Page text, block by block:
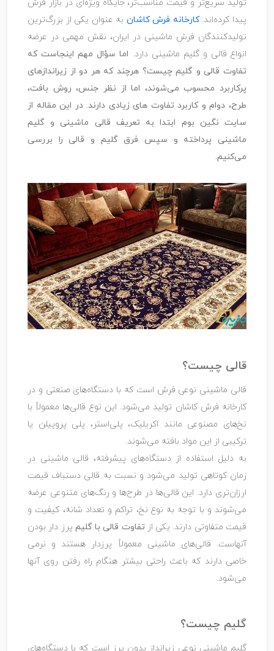
تولید سریع‌تر و قیمت مناسب‌تر، جایگاه ویژه‌ای در بازار فرش
پیدا کرده‌اند.کارخانه فرش کاشان به‌ عنوان یکی از بزرگ‌ترین
تولیدکنندگان فرش ماشینی در ایران، نقش مهمی در عرضه
انواع قالی و گلیم ماشینی دارد. اما سؤال مهم اینجاست که
تفاوت قالی و گلیم چیست؟ هرچند که هر دو از زیراندازهای
پرکاربرد محسوب می‌شوند، اما از نظر جنس، روش بافت،
طرح، دوام و کاربرد تفاوت ‌های زیادی دارند. در این مقاله از
سایت نگین بوم ابتدا به تعریف قالی ماشینی و گلیم
ماشینی پرداخته و سپس فرق گلیم و قالی را بررسی
می‌کنیم.
قالی چیست؟
قالی ماشینی نوعی فرش است که با دستگاه‌های صنعتی و در
کارخانه فرش کاشان تولید می‌شود. این نوع قالی‌ها معمولاً با
نخ‌های مصنوعی مانند اکریلیک، پلی‌استر، پلی‌ پروپیلن یا
ترکیبی از این مواد بافته می‌شوند.
به دلیل استفاده از دستگاه‌های پیشرفته، قالی ماشینی در
زمان کوتاهی تولید می‌شود و نسبت به قالی دستباف قیمت
ارزان‌تری دارد. این قالی‌ها در طرح‌ها و رنگ‌های متنوعی عرضه
می‌شوند و با توجه به نوع نخ، تراکم و تعداد شانه، کیفیت و
قیمت متفاوتی دارند. یکی ازتفاوت قالی با گلیم پرز دار بودن
آنهاست. قالی‌های ماشینی معمولاً پرزدار هستند و نرمی
خاصی دارند که باعث راحتی بیشتر هنگام راه رفتن روی آنها
می‌شود.
گلیم چیست؟
گلیم ماشینی نوعی زیرانداز بدون پرز است که با دستگاه‌های